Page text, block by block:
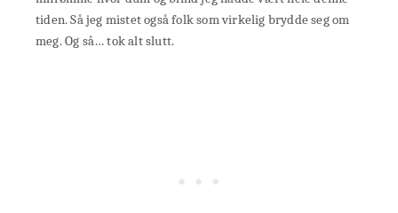
tiden. Så jeg mistet også folk som virkelig brydde seg om
meg. Og så… tok alt slutt.